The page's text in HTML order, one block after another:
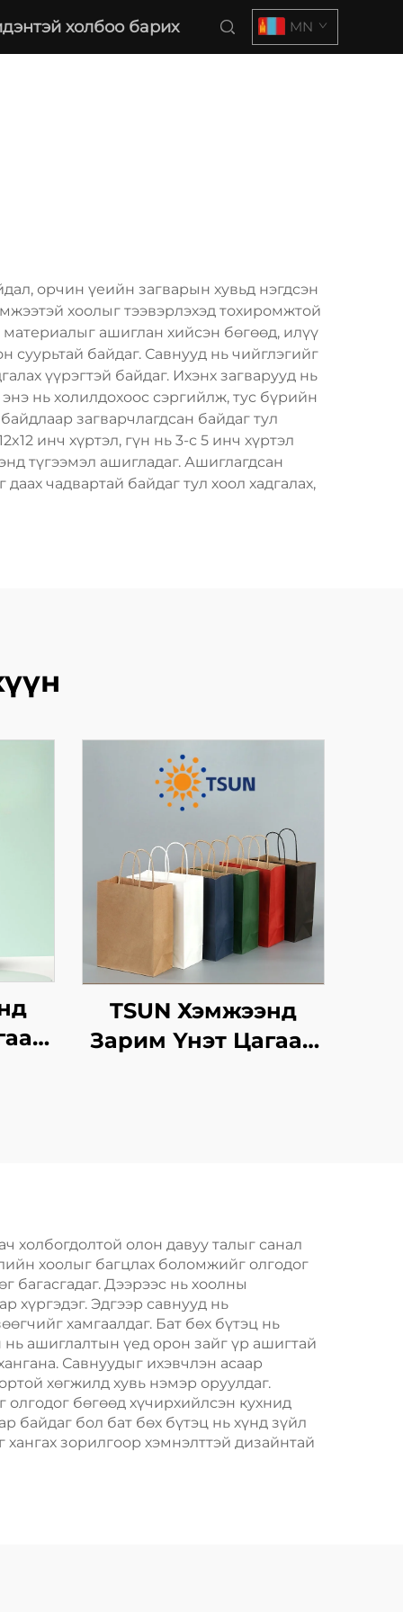
холбоо барих MN
орчин үеийн загварын хувьд нэгдсэн
хоолыг тээвэрлэхэд тохиромжтой
ашиглан хийсэн бөгөөд, илүү
суурьтай байдаг. Савнууд нь чийглэгийг
үүрэгтэй байдаг. Ихэнх загварууд нь
энэ нь холилдохоос сэргийлж, тус бүрийн
загварчлагдсан байдаг тул
инч хүртэл, гүн нь 3-с 5 инч хүртэл
түгээмэл ашигладаг. Ашиглагдсан
чадвартай байдаг тул хоол хадгалах,
TSUN Хэмжээнд
Зарим Үнэт Цагаан
Пластик Пакинг
холбогдолтой олон давуу талыг санал
хоолыг багцлах боломжийг олгодог
багасгадаг. Дээрээс нь хоолны
хүргэдэг. Эдгээр савнууд нь
хамгаалдаг. Бат бөх бүтэц нь
нь ашиглалтын үед орон зайг үр ашигтай
Савнуудыг ихэвчлэн асаар
хөгжилд хувь нэмэр оруулдаг.
бөгөөд хүчирхийлсэн кухнид
байдаг бол бат бөх бүтэц нь хүнд зүйл
зорилгоор хэмнэлттэй дизайнтай